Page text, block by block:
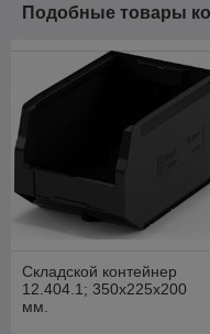
Подобные товары
Складской контейнер
12.404.1; 350х225х200
мм.